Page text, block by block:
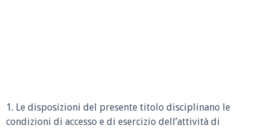
1. Le disposizioni del presente titolo disciplinano le
condizioni di accesso e di esercizio dell’attività di